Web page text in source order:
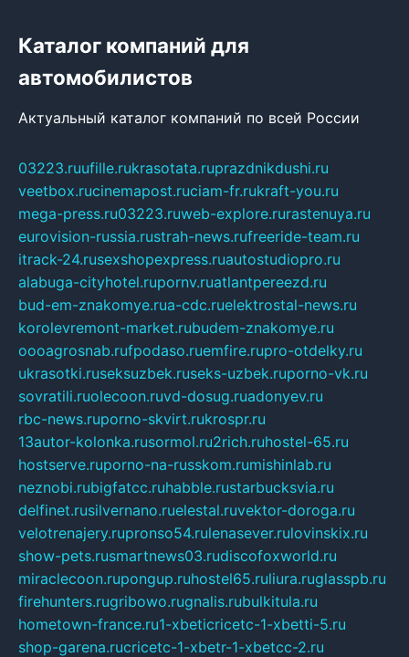
Каталог компаний для
автомобилистов
Актуальный каталог компаний по всей России
03223.ruufille.rukrasotata.ruprazdnikdushi.ru
veetbox.rucinemapost.ruciam-fr.rukraft-you.ru
mega-press.ru03223.ruweb-explore.rurastenuya.ru
eurovision-russia.rustrah-news.rufreeride-team.ru
itrack-24.rusexshopexpress.ruautostudiopro.ru
alabuga-cityhotel.rupornv.ruatlantpereezd.ru
bud-em-znakomye.rua-cdc.ruelektrostal-news.ru
korolevremont-market.rubudem-znakomye.ru
oooagrosnab.rufpodaso.ruemfire.rupro-otdelky.ru
ukrasotki.ruseksuzbek.ruseks-uzbek.ruporno-vk.ru
sovratili.ruolecoon.ruvd-dosug.ruadonyev.ru
rbc-news.ruporno-skvirt.rukrospr.ru
13autor-kolonka.rusormol.ru2rich.ruhostel-65.ru
hostserve.ruporno-na-russkom.rumishinlab.ru
neznobi.rubigfatcc.ruhabble.rustarbucksvia.ru
delfinet.rusilvernano.ruelestal.ruvektor-doroga.ru
velotrenajery.rupronso54.rulenasever.rulovinskix.ru
show-pets.rusmartnews03.rudiscofoxworld.ru
miraclecoon.rupongup.ruhostel65.ruliura.ruglasspb.ru
firehunters.rugribowo.rugnalis.rubulkitula.ru
hometown-france.ru1-xbeticricetc-1-xbetti-5.ru
shop-garena.rucricetc-1-xbetr-1-xbetcc-2.ru